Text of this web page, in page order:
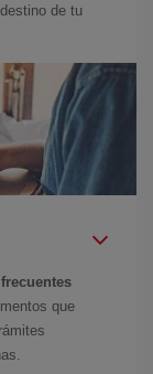
de tu
que